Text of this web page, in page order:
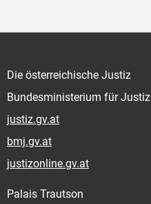
Die österreichische Justiz
Bundesministerium für Justiz
justiz.gv.at
bmj.gv.at
justizonline.gv.at
Palais Trautson